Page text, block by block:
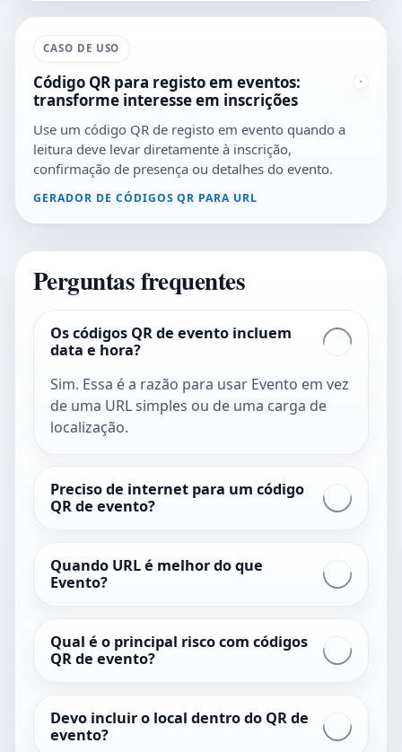
CASO DE USO
Código QR para registo em eventos:
transforme interesse em inscrições
Use um código QR de registo em evento quando a
leitura deve levar diretamente à inscrição,
confirmação de presença ou detalhes do evento.
GERADOR DE CÓDIGOS QR PARA URL
Perguntas frequentes
Os códigos QR de evento incluem
data e hora?
Sim. Essa é a razão para usar Evento em vez
de uma URL simples ou de uma carga de
localização.
Preciso de internet para um código
QR de evento?
Quando URL é melhor do que
Evento?
Qual é o principal risco com códigos
QR de evento?
Devo incluir o local dentro do QR de
evento?